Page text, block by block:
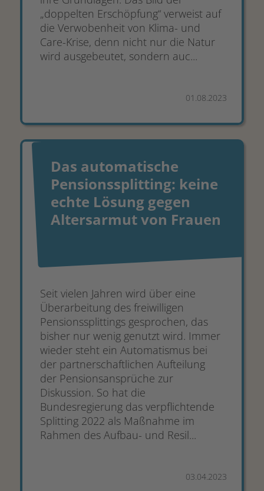
„doppelten Erschöpfung“ verweist auf
die Verwobenheit von Klima- und
Care-Krise, denn nicht nur die Natur
wird ausgebeutet, sondern auc...
01.08.2023
Das automatische
Pensionssplitting: keine
echte Lösung gegen
Altersarmut von Frauen
Seit vielen Jahren wird über eine
Überarbeitung des freiwilligen
Pensionssplittings gesprochen, das
bisher nur wenig genutzt wird. Immer
wieder steht ein Automatismus bei
der partnerschaftlichen Aufteilung
der Pensionsansprüche zur
Diskussion. So hat die
Bundesregierung das verpflichtende
Splitting 2022 als Maßnahme im
Rahmen des Aufbau- und Resil...
03.04.2023